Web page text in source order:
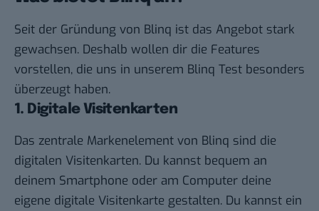
Seit der Gründung von Blinq ist das Angebot stark
gewachsen. Deshalb wollen dir die Features
vorstellen, die uns in unserem Blinq Test besonders
überzeugt haben.
1. Digitale Visitenkarten
Das zentrale Markenelement von Blinq sind die
digitalen Visitenkarten. Du kannst bequem an
deinem Smartphone oder am Computer deine
eigene digitale Visitenkarte gestalten. Du kannst ein